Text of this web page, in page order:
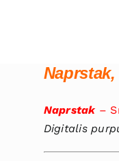
Naprstak –
Digitalis